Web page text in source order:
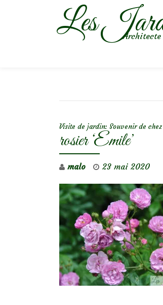
Les Architecte
Visite de jardin: Souvenir de
rosier ‘Emile’
malo 23 mai 2020